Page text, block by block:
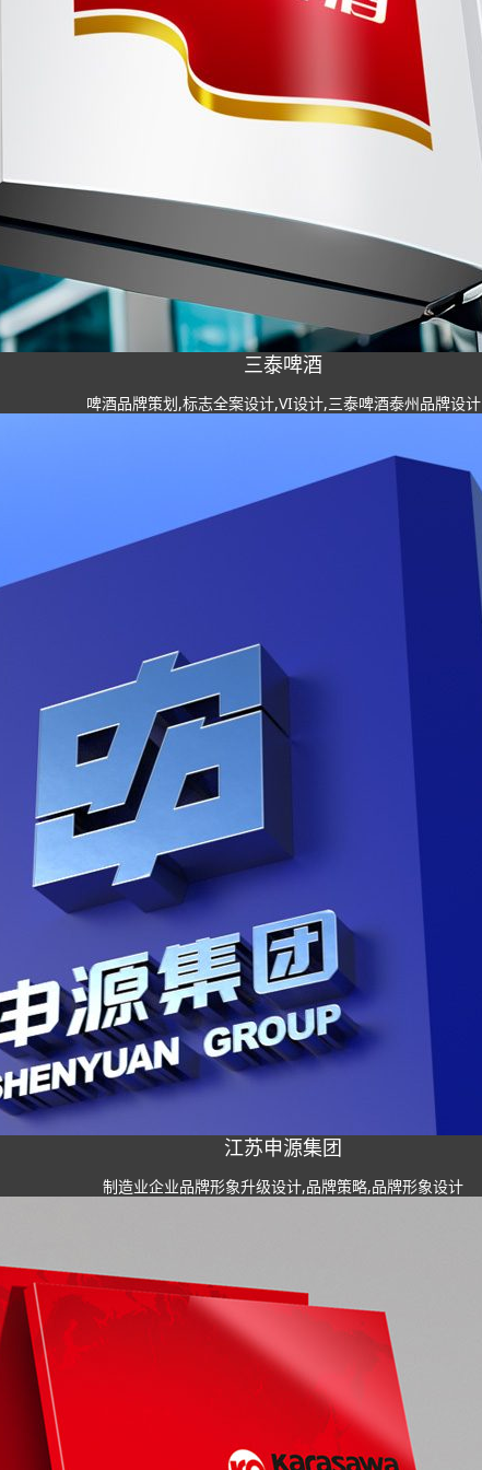
三泰啤酒
啤酒品牌策划,标志全案设计,VI设计,三泰啤酒泰州品牌设计
江苏申源集团
制造业企业品牌形象升级设计,品牌策略,品牌形象设计